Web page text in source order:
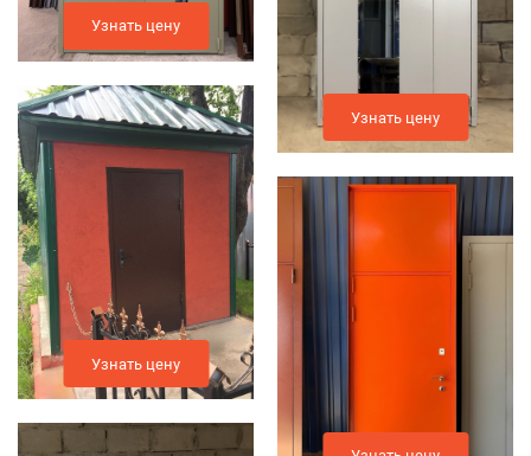
Узнать цену
Узнать цену
Узнать цену